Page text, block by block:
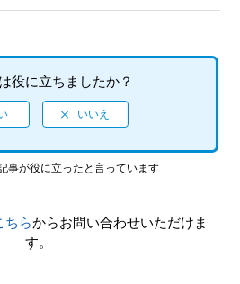
く 極】シェア機能に対応していま
く 極】何をしたらいいか、どこへ
勝てない場合はどうすればいいです
く 極】2周めプレイ時、カラオケ
タルMy life」が消えています
く 極】DLCなしで、2周め（強く
役に立ちましたか？
事が役に立ったと言っています
ちらからお問い合わせいただけま
す。